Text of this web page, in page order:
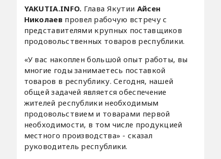
YAKUTIA.INFO. Глава Якутии Айсен
Николаев провел рабочую встречу с
представителями крупных поставщиков
продовольственных товаров республики.
«У вас накоплен большой опыт работы, вы
многие годы занимаетесь поставкой
товаров в республику. Сегодня, нашей
общей задачей является обеспечение
жителей республики необходимым
продовольствием и товарами первой
необходимости, в том числе продукцией
местного производства» - сказал
руководитель республики.